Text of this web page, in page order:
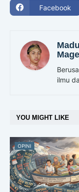
Facebook
ilmu
YOU MIGHT LIKE
OPINI